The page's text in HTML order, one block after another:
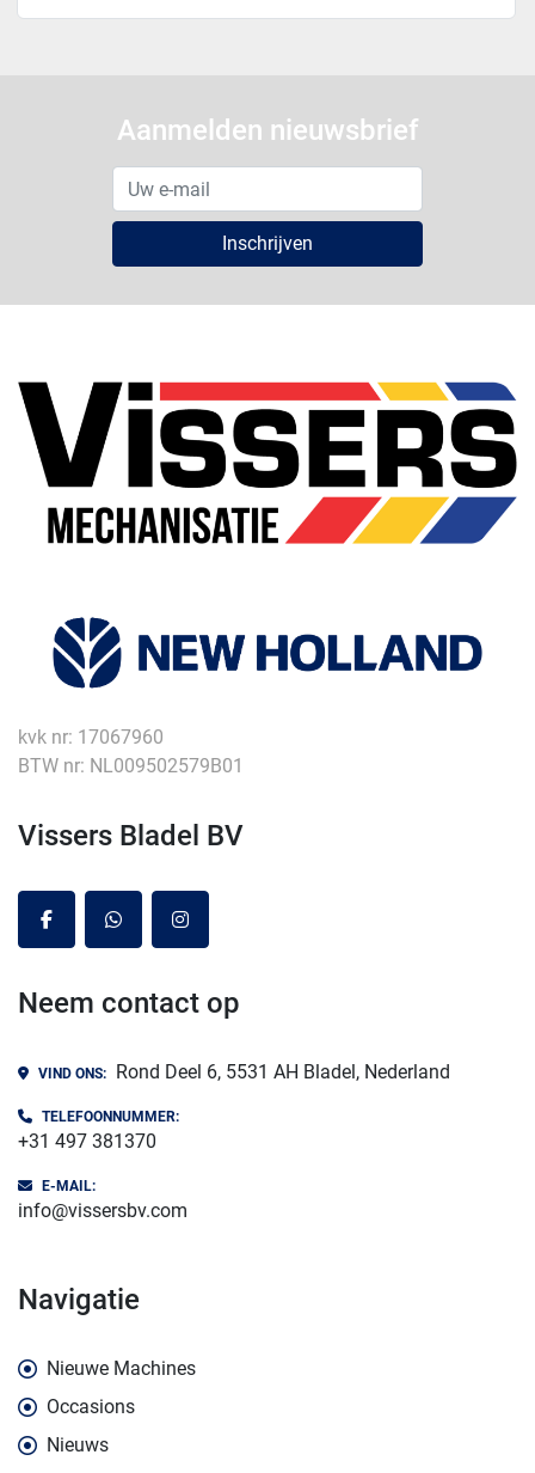
Aanmelden nieuwsbrief
Inschrijven
kvk nr: 17067960
BTW nr: NL009502579B01
Vissers Bladel BV
facebookwhatsappinstagram
Neem contact op
VIND ONS: Rond Deel 6, 5531 AH Bladel, Nederland
TELEFOONNUMMER:
+31 497 381370
E-MAIL:
info@vissersbv.com
navigatie
Nieuwe Machines
Occasions
Nieuws